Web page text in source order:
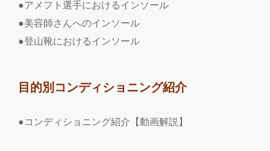
●アメフト選手におけるインソール
●美容師さんへのインソール
●登山靴におけるインソール
目的別コンディショニング紹介
●コンディショニング紹介【動画解説】